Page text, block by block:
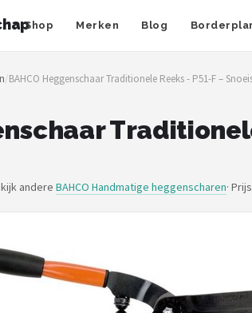
Shop Merken Blog
/BAHCO Heggenschaar Traditionele Reeks - P51-F –
andere BAHCO Handmatige heggenscharen·